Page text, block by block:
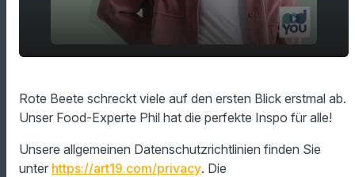
play_arrow
00:00 02:04
Rote Beete schreckt viele auf den ersten Blick erstmal ab.
Unser Food-Experte Phil hat die perfekte Inspo für alle!
Unsere allgemeinen Datenschutzrichtlinien finden Sie
unter https://art19.com/privacy. Die